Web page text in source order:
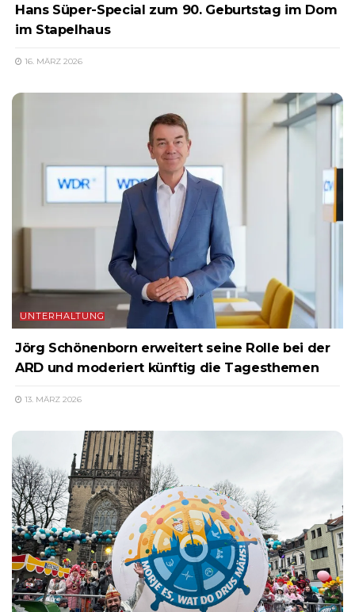
Hans Süper-Special zum 90. Geburtstag im Dom
im Stapelhaus
16. MÄRZ 2026
UNTERHALTUNG
Jörg Schönenborn erweitert seine Rolle bei der
ARD und moderiert künftig die Tagesthemen
13. MÄRZ 2026